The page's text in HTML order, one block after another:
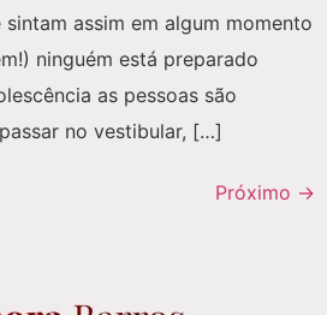
assim em algum momento
ninguém está preparado
as pessoas são
no vestibular, […]
Próximo →